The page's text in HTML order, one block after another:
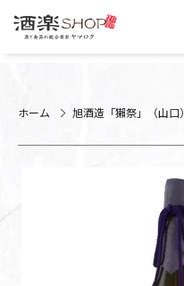
ホーム 旭酒造「獺祭」（山口）